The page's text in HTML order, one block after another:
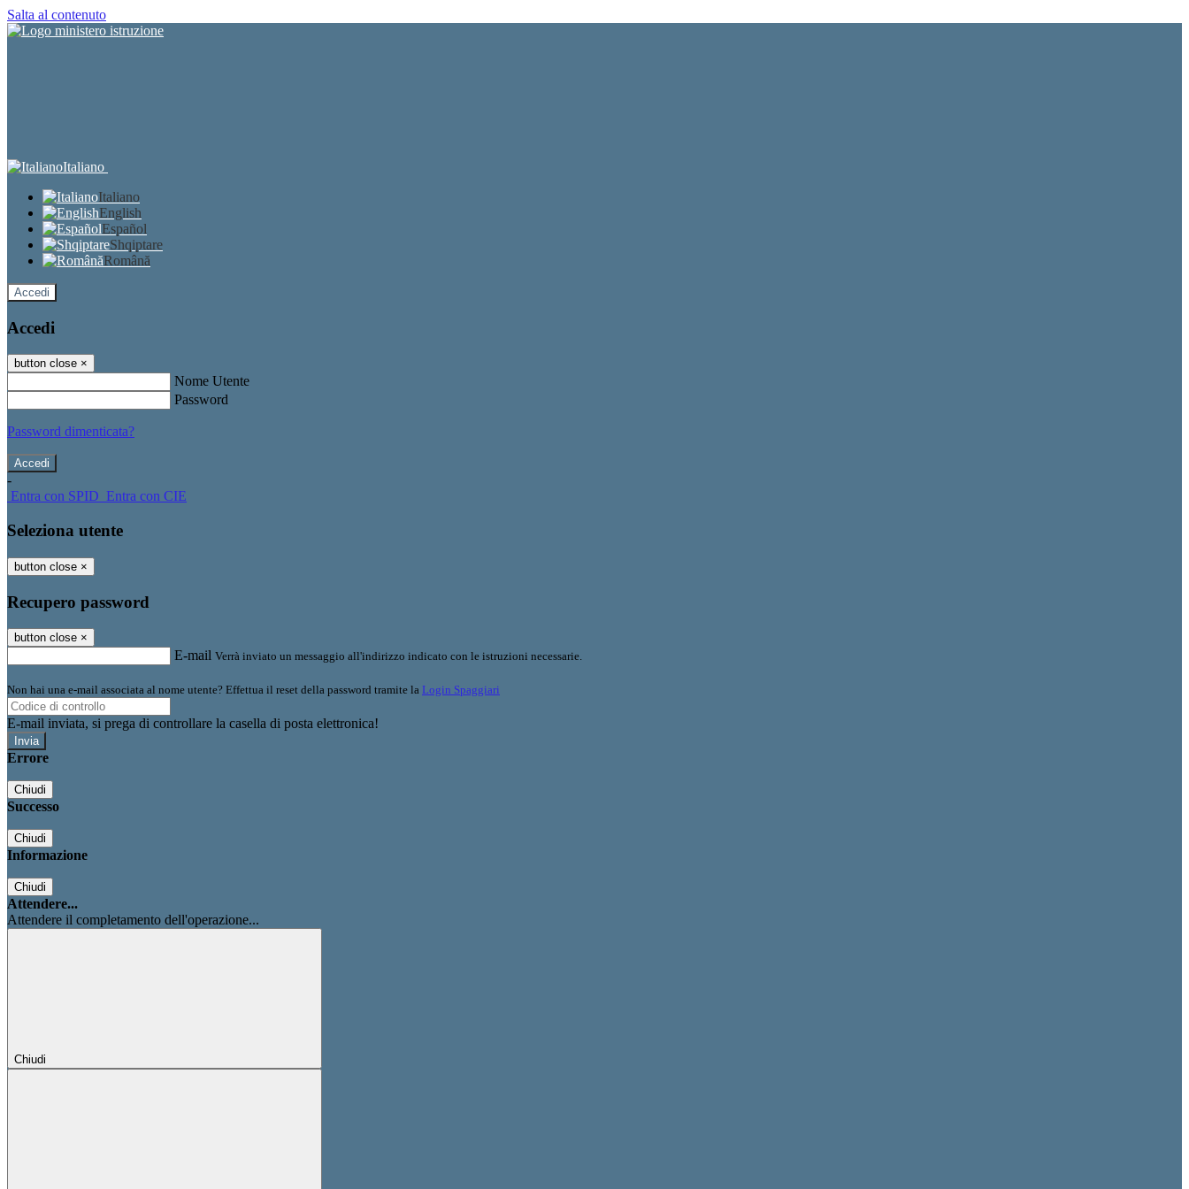
Salta al contenuto
Italiano
Italiano
English
Español
Shqiptare
Română
Accedi
Accedi
button close ×
Nome Utente
Password
Password dimenticata?
-
Entra con SPID Entra con CIE
Seleziona utente
button close ×
Recupero password
button close ×
E-mail Verrà inviato un messaggio all'indirizzo indicato con le istruzioni necessarie.
Non hai una e-mail associata al nome utente? Effettua il reset della password tramite la Login Spaggiari
E-mail inviata, si prega di controllare la casella di posta elettronica!
Errore
Chiudi
Successo
Chiudi
Informazione
Chiudi
Attendere...
Attendere il completamento dell'operazione...
Chiudi